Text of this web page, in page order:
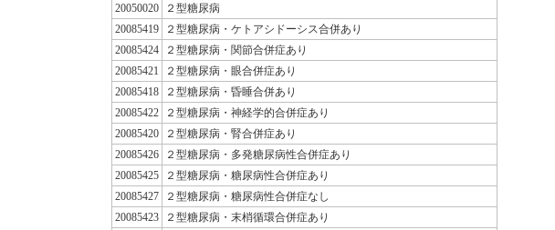
20050020
２型糖尿病
20085419
２型糖尿病・ケトアシドーシス合併あり
20085424
２型糖尿病・関節合併症あり
20085421
２型糖尿病・眼合併症あり
20085418
２型糖尿病・昏睡合併あり
20085422
２型糖尿病・神経学的合併症あり
20085420
２型糖尿病・腎合併症あり
20085426
２型糖尿病・多発糖尿病性合併症あり
20085425
２型糖尿病・糖尿病性合併症あり
20085427
２型糖尿病・糖尿病性合併症なし
20085423
２型糖尿病・末梢循環合併症あり